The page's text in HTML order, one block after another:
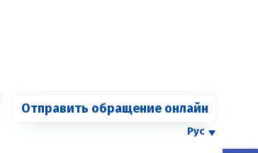
Отправить обращение онлайн
Рус
окнеокнеокнеокне
новом